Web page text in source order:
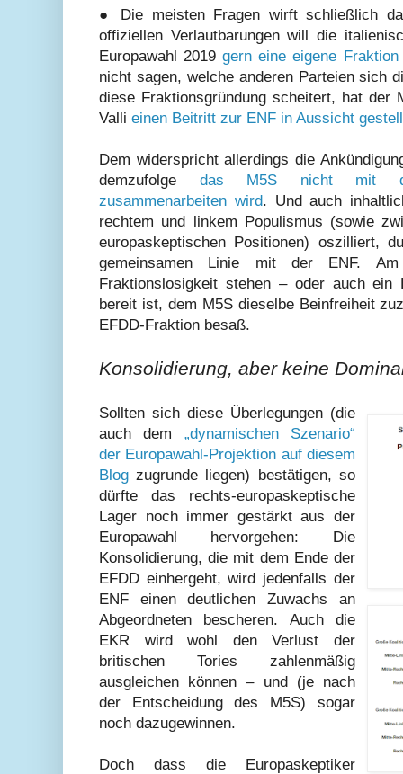
● Die meisten Fragen wirft schließlich
offiziellen Verlautbarungen will die
Europawahl 2019gern eine eigene Fraktion
nicht sagen, welche anderen Parteien sich
diese Fraktionsgründung scheitert, hat der
Valli einen Beitritt zur ENF in Aussicht
Dem widerspricht allerdings die
demzufolge das M5S nicht mit
zusammenarbeiten wird. Und auch
rechtem und linkem Populismus (sowie
europaskeptischen Positionen) oszilliert,
gemeinsamen Linie mit der ENF.
Fraktionslosigkeit stehen – oder auch
bereit ist, dem M5S dieselbe Beinfreiheit
EFDD-Fraktion besaß.
Konsolidierung, aber keine
Sollten sich diese Überlegungen (die
auch dem „dynamischen Szenario“
der Europawahl-Projektion auf diesem
Blog zugrunde liegen) bestätigen, so
dürfte das rechts-europaskeptische
Lager noch immer gestärkt aus der
Europawahl hervorgehen: Die
Konsolidierung, die mit dem Ende der
EFDD einhergeht, wird jedenfalls der
ENF einen deutlichen Zuwachs an
Abgeordneten bescheren. Auch die
EKR wird wohl den Verlust der
britischen Tories zahlenmäßig
ausgleichen können – und (je nach
der Entscheidung des M5S) sogar
noch dazugewinnen.
Doch dass die Europaskeptiker